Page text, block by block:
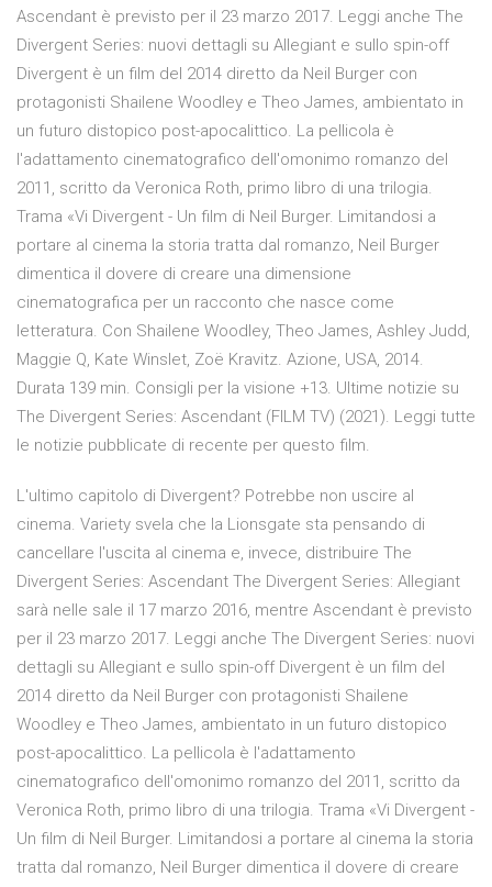
Ascendant è previsto per il 23 marzo 2017. Leggi anche The
Divergent Series: nuovi dettagli su Allegiant e sullo spin-off
Divergent è un film del 2014 diretto da Neil Burger con
protagonisti Shailene Woodley e Theo James, ambientato in
un futuro distopico post-apocalittico. La pellicola è
l'adattamento cinematografico dell'omonimo romanzo del
2011, scritto da Veronica Roth, primo libro di una trilogia.
Trama «Vi Divergent - Un film di Neil Burger. Limitandosi a
portare al cinema la storia tratta dal romanzo, Neil Burger
dimentica il dovere di creare una dimensione
cinematografica per un racconto che nasce come
letteratura. Con Shailene Woodley, Theo James, Ashley Judd,
Maggie Q, Kate Winslet, Zoë Kravitz. Azione, USA, 2014.
Durata 139 min. Consigli per la visione +13. Ultime notizie su
The Divergent Series: Ascendant (FILM TV) (2021). Leggi tutte
le notizie pubblicate di recente per questo film.
L'ultimo capitolo di Divergent? Potrebbe non uscire al
cinema. Variety svela che la Lionsgate sta pensando di
cancellare l'uscita al cinema e, invece, distribuire The
Divergent Series: Ascendant The Divergent Series: Allegiant
sarà nelle sale il 17 marzo 2016, mentre Ascendant è previsto
per il 23 marzo 2017. Leggi anche The Divergent Series: nuovi
dettagli su Allegiant e sullo spin-off Divergent è un film del
2014 diretto da Neil Burger con protagonisti Shailene
Woodley e Theo James, ambientato in un futuro distopico
post-apocalittico. La pellicola è l'adattamento
cinematografico dell'omonimo romanzo del 2011, scritto da
Veronica Roth, primo libro di una trilogia. Trama «Vi Divergent -
Un film di Neil Burger. Limitandosi a portare al cinema la storia
tratta dal romanzo, Neil Burger dimentica il dovere di creare